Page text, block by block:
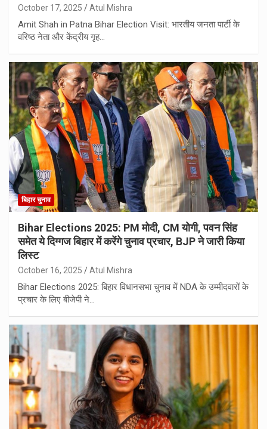
October 17, 2025 Atul Mishra
Amit Shah in Patna Bihar Election Visit: भारतीय जनता पार्टी के
वरिष्ठ नेता और केंद्रीय गृह…
बिहार चुनाव
Bihar Elections 2025: PM मोदी, CM योगी, पवन सिंह
समेत ये दिग्गज बिहार में करेंगे चुनाव प्रचार, BJP ने जारी किया
लिस्ट
October 16, 2025 Atul Mishra
Bihar Elections 2025: बिहार विधानसभा चुनाव में NDA के उम्मीदवारों के
प्रचार के लिए बीजेपी ने…